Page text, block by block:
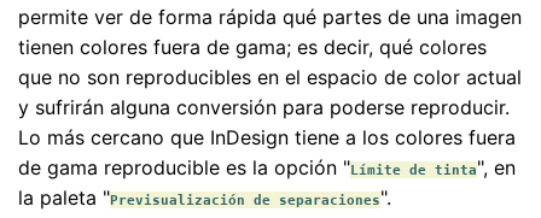
permite ver de forma rápida qué partes de una imagen
tienen colores fuera de gama; es decir, qué colores
que no son reproducibles en el espacio de color actual
y sufrirán alguna conversión para poderse reproducir.
Lo más cercano que InDesign tiene a los colores fuera
de gama reproducible es la opción "Límite de tinta", en
la paleta "Previsualización de separaciones".